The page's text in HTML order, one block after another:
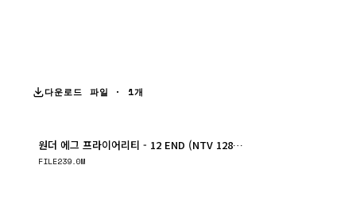
다운로드 파일 · 1개
원더 에그 프라이어리티 - 12 END (NTV 1280x720 x264 AAC)
FILE239.0M